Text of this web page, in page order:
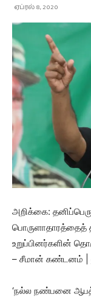
ஏப்ரல் 8, 2020
அறிக்கை:
பொருளாதாரத்தைத்
உறுப்பினர்களின்
– சீமான் கண்டனம் |
‘நல்ல நண்பனை